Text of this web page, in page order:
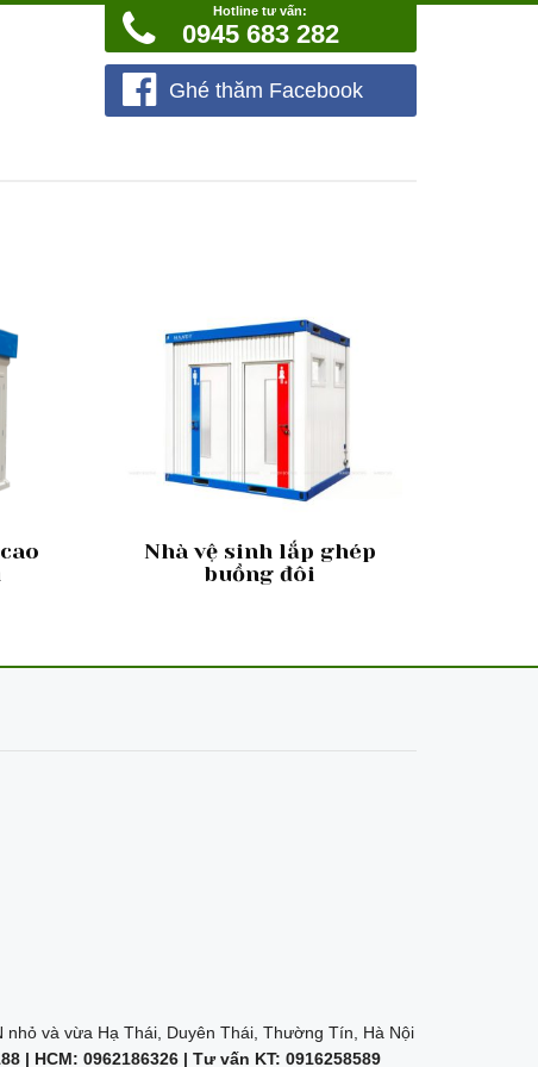
Hotline tư vấn:
0945 683 282
Ghé thăm Facebook
Nhà vệ sinh lắp ghép
buồng đôi
và vừa Hạ Thái, Duyên Thái, Thường Tín, Hà Nội
| HCM: 0962186326 | Tư vấn KT: 0916258589